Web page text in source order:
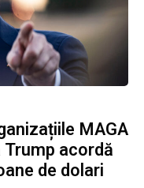
MAGA
acordă
de dolari